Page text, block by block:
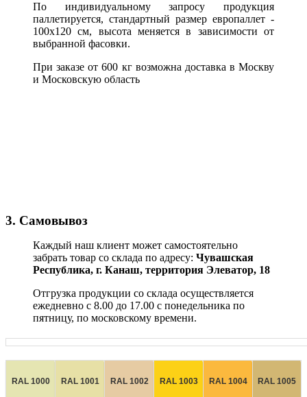
По индивидуальному запросу продукция
паллетируется, стандартный размер европаллет -
100х120 см, высота меняется в зависимости от
выбранной фасовки.
При заказе от 600 кг возможна доставка в Москву
и Московскую область
3. Самовывоз
Каждый наш клиент может самостоятельно
забрать товар со склада по адресу: Чувашская
Республика, г. Канаш, территория Элеватор, 18
Отгрузка продукции со склада осуществляется
ежедневно с 8.00 до 17.00 с понедельника по
пятницу, по московскому времени.
RAL 1000 RAL 1001 RAL 1002 RAL 1003 RAL 1004 RAL 1005